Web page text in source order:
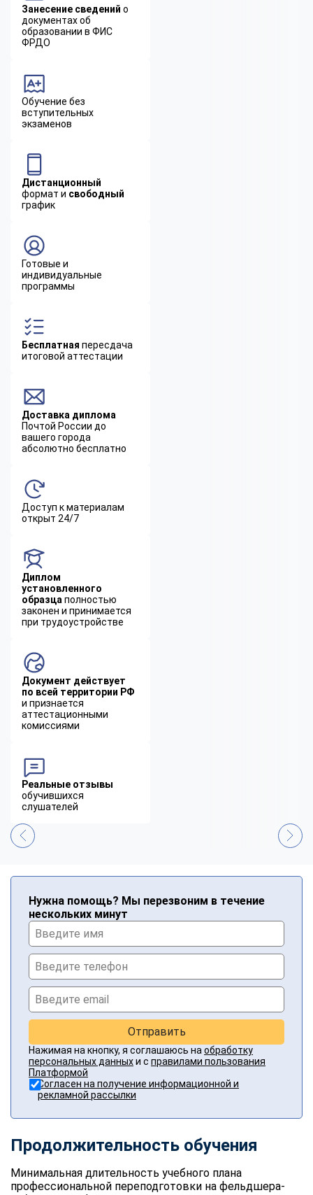
Занесение сведений о
документах об
образовании в ФИС
ФРДО
Обучение без
вступительных
экзаменов
Дистанционный
формат и свободный
график
Готовые и
индивидуальные
программы
Бесплатная пересдача
итоговой аттестации
Доставка диплома
Почтой России до
вашего города
абсолютно бесплатно
Доступ к материалам
открыт 24/7
Диплом
установленного
образца полностью
законен и принимается
при трудоустройстве
Документ действует
по всей территории РФ
и признается
аттестационными
комиссиями
Реальные отзывы
обучившихся
слушателей
Нужна помощь? Мы перезвоним в течение
нескольких минут
Отправить
Нажимая на кнопку, я соглашаюсь на обработку
персональных данныхи с правилами пользования
Платформой
Согласен на получение информационной и
рекламной рассылки
Продолжительность обучения
Минимальная длительность учебного плана
профессиональной переподготовки на фельдшера-